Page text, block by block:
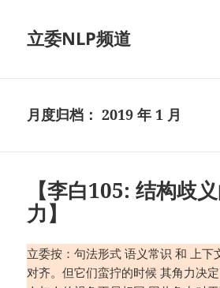
立委NLP频道
月度归档：2019 年 1 月
【李白105: 结构歧
力】
立委按：句法形式 语义常识 和 上下
对齐。但它们蛮拧的时候 其角力决